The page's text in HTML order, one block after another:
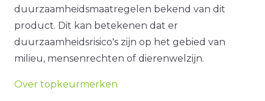
duurzaamheidsmaatregelen bekend van dit
product. Dit kan betekenen dat er
duurzaamheidsrisico's zijn op het gebied van
milieu, mensenrechten of dierenwelzijn.
Over topkeurmerken